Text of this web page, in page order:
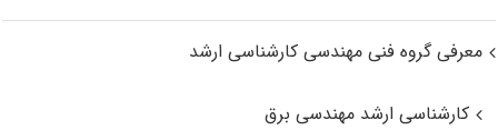
معرفی گروه فنی مهندسی کارشناسی ارشد
کارشناسی ارشد مهندسی برق